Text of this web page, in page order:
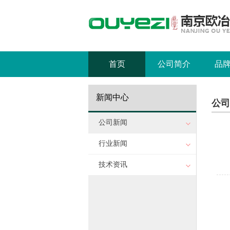
首页 公司简介 品
新闻中心
公司新闻
行业新闻
技术资讯
公